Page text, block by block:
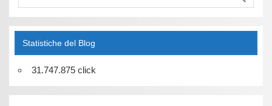
Statistiche del Blog
31.747.875 click